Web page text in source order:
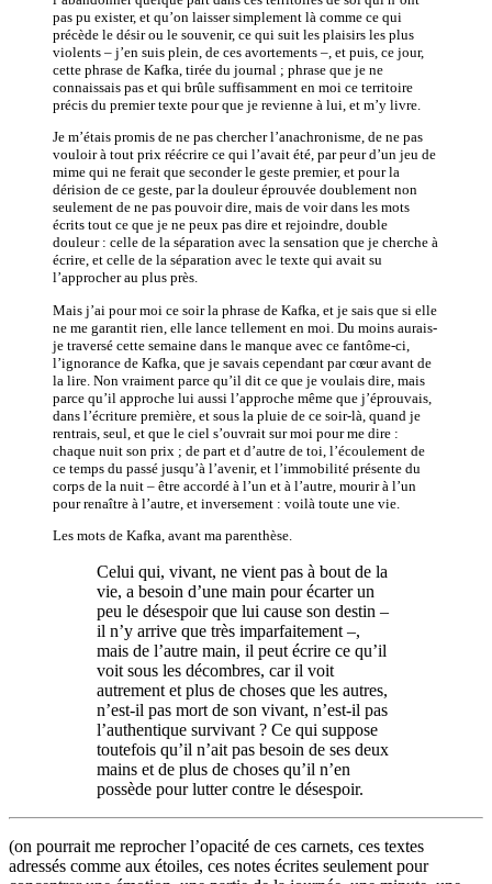
pas pu exister, et qu’on laisser simplement là comme ce qui
précède le désir ou le souvenir, ce qui suit les plaisirs les plus
violents – j’en suis plein, de ces avortements –, et puis, ce jour,
cette phrase de Kafka, tirée du journal ; phrase que je ne
connaissais pas et qui brûle suffisamment en moi ce territoire
précis du premier texte pour que je revienne à lui, et m’y livre.
Je m’étais promis de ne pas chercher l’anachronisme, de ne pas
vouloir à tout prix réécrire ce qui l’avait été, par peur d’un jeu de
mime qui ne ferait que seconder le geste premier, et pour la
dérision de ce geste, par la douleur éprouvée doublement non
seulement de ne pas pouvoir dire, mais de voir dans les mots
écrits tout ce que je ne peux pas dire et rejoindre, double
douleur : celle de la séparation avec la sensation que je cherche à
écrire, et celle de la séparation avec le texte qui avait su
l’approcher au plus près.
Mais j’ai pour moi ce soir la phrase de Kafka, et je sais que si elle
ne me garantit rien, elle lance tellement en moi. Du moins aurais-
je traversé cette semaine dans le manque avec ce fantôme-ci,
l’ignorance de Kafka, que je savais cependant par cœur avant de
la lire. Non vraiment parce qu’il dit ce que je voulais dire, mais
parce qu’il approche lui aussi l’approche même que j’éprouvais,
dans l’écriture première, et sous la pluie de ce soir-là, quand je
rentrais, seul, et que le ciel s’ouvrait sur moi pour me dire :
chaque nuit son prix ; de part et d’autre de toi, l’écoulement de
ce temps du passé jusqu’à l’avenir, et l’immobilité présente du
corps de la nuit – être accordé à l’un et à l’autre, mourir à l’un
pour renaître à l’autre, et inversement : voilà toute une vie.
Les mots de Kafka, avant ma parenthèse.
Celui qui, vivant, ne vient pas à bout de la
vie, a besoin d’une main pour écarter un
peu le désespoir que lui cause son destin –
il n’y arrive que très imparfaitement –,
mais de l’autre main, il peut écrire ce qu’il
voit sous les décombres, car il voit
autrement et plus de choses que les autres,
n’est-il pas mort de son vivant, n’est-il pas
l’authentique survivant ? Ce qui suppose
toutefois qu’il n’ait pas besoin de ses deux
mains et de plus de choses qu’il n’en
possède pour lutter contre le désespoir.
(on pourrait me reprocher l’opacité de ces carnets, ces textes
adressés comme aux étoiles, ces notes écrites seulement pour